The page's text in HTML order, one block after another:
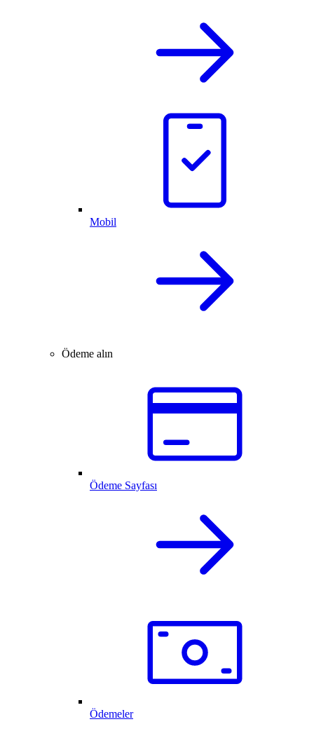
Mobil
Ödeme alın
Ödeme Sayfası
Ödemeler